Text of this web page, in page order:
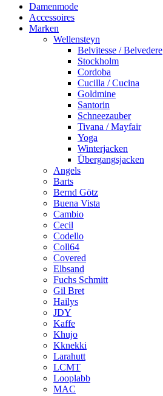
Damenmode
Accessoires
Marken
Wellensteyn
Belvitesse / Belvedere
Stockholm
Cordoba
Cucilla / Cucina
Goldmine
Santorin
Schneezauber
Tivana / Mayfair
Yoga
Winterjacken
Übergangsjacken
Angels
Barts
Bernd Götz
Buena Vista
Cambio
Cecil
Codello
Coll64
Covered
Elbsand
Fuchs Schmitt
Gil Bret
Hailys
JDY
Kaffe
Khujo
Kknekki
Larahutt
LCMT
Looplabb
MAC